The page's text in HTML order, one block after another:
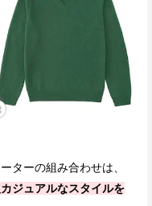
ターの組み合わせは、
ジュアルなスタイルを